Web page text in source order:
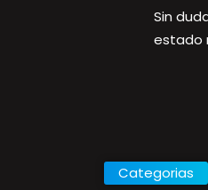
Sin
estado
Categorias